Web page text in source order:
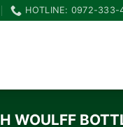
HOTLINE: 0972-333-
WOULFF